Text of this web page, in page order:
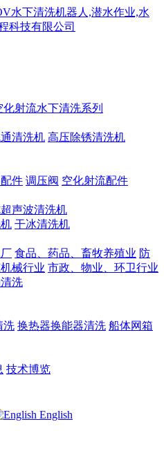
化射流水下清洗系列
清洗机 高压除锈清洗机
件 调压阀 空化射流配件
声波清洗机
干冰清洗机
食品、药品、畜牧养殖业 防
械行业 市政、物业、环卫行业
洗
洗 换热器换能器清洗 船体网箱
技术博览
English